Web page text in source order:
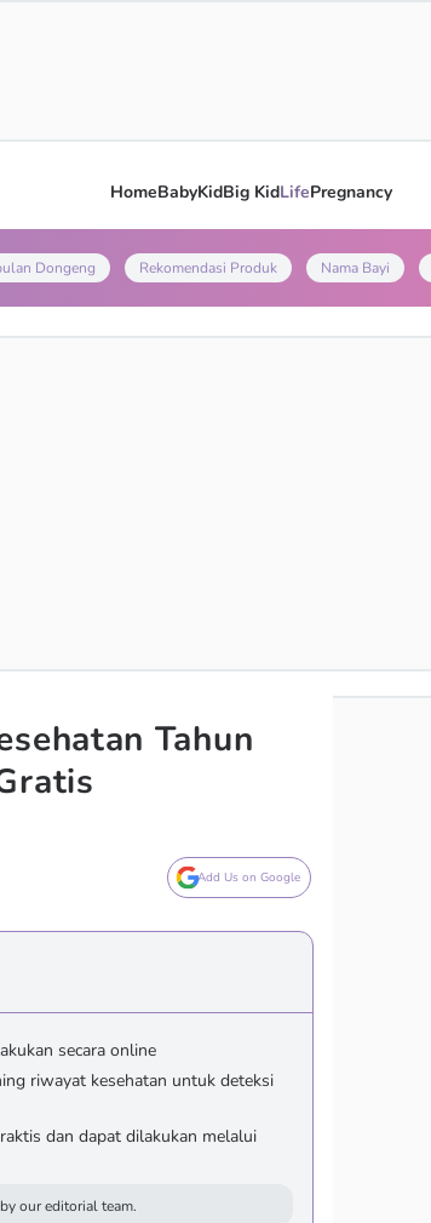
HomeBabyKidBig KidLifePregnancy
Dongeng Rekomendasi Produk Nama Bayi
Tahun
Add Us on Google
secara online
riwayat kesehatan untuk deteksi
dan dapat dilakukan melalui
our editorial team.